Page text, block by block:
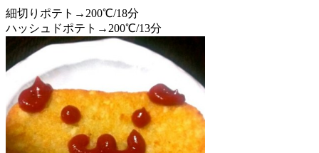
細切りポテト→200℃/18分
ハッシュドポテト→200℃/13分